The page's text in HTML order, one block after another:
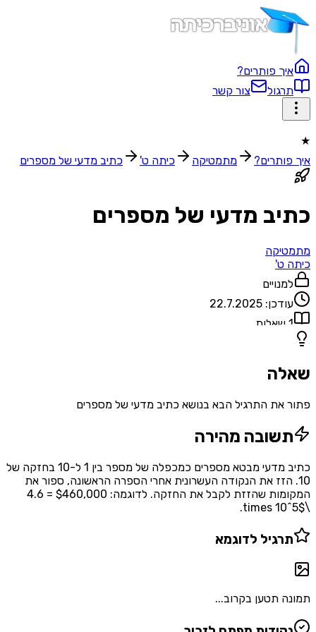
איך פותרים?
תרגול
צור קשר
★
איך פותרים?
מתמטיקה כיתה ט' כתיב מדעי של מספרים
כתיב מדעי של מספרים
מתמטיקה
כיתה ט'
למנויים
עודכן: 22.7.2025
1 שאלות
שאלה
פתור את התרגיל הבא בנושא כתיב מדעי של מספרים
תשובה מהירה
כתיב מדעי מבטא מספרים כמכפלה של מספר בין 1 ל-10 בחזקה של
10. הזז את הנקודה העשרונית אחרי הספרה הראשונה, ספור את
המקומות שהזזת לקבל את החזקה. לדוגמה: $460,000 = 4.6
\times 10^5$.
תרגיל לדוגמא
תמונה תטען בקרוב...